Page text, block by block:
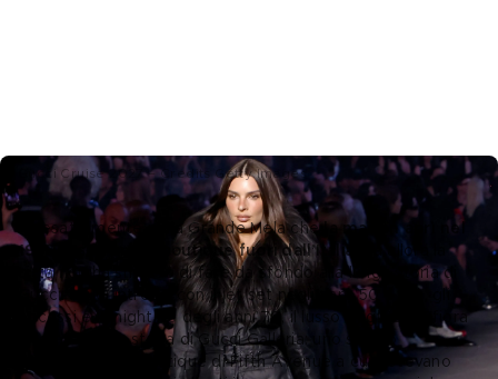
Gucci Cruise 2027 – Credits Getty Images
Fu esattamente nella Grande Mela che
la maison aprì nel
1953 la sua prima boutique fuori dall’Italia
. Da allora la
città non ha smesso di fare da sfondo alla lunga storia di
Gucci: i suoi intrecci con il jet set negli anni ’50 e ’60, gli
eccessi e la nightlife degli anni’70, il lusso degli ’80. Sfiora
la leggenda la storia di Gucci Galleria: uno spazio
“segreto” sulla boutique di Fifth Avenue a cui potevano